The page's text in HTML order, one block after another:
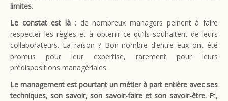
limites.
Le constat est là : de nombreux managers peinent à faire
respecter les règles et à obtenir ce qu’ils souhaitent de leurs
collaborateurs. La raison ? Bon nombre d’entre eux ont été
promus pour leur expertise, rarement pour leurs
prédispositions managériales.
Le management est pourtant un métier à part entière avec ses
techniques, son savoir, son savoir-faire et son savoir-être. Et,